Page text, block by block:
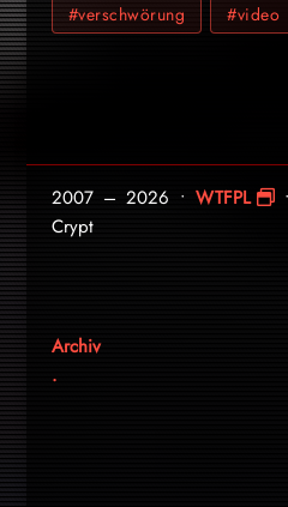
#verschwörung #video
2007 – 2026 •WTFPL
Crypt
Archiv
.